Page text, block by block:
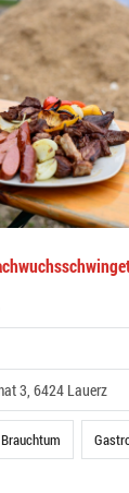
3, 6424 Lauerz
Brauchtum